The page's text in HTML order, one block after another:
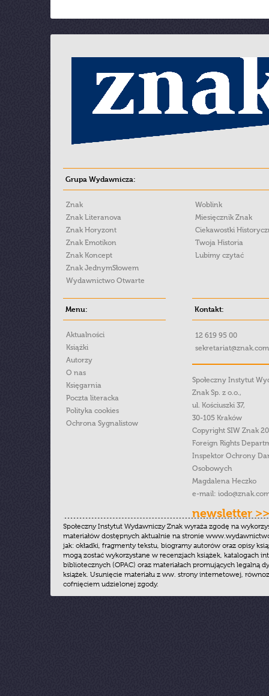
Grupa Wydawnicza:
Znak
Znak Literanova
Znak Horyzont
Znak Emotikon
Znak Koncept
Znak JednymSłowem
Wydawnictwo Otwarte
Woblink
Miesięcznik Znak
Ciekawostki
Twoja Historia
Lubimy czytać
Menu:
Aktualności
Książki
Autorzy
O nas
Księgarnia
Poczta literacka
Polityka cookies
Ochrona Sygnalistow
Kontakt:
12 619 95 00
Społeczny Instytut
Znak Sp. z o.o.,
ul. Kościuszki 37,
30-105 Kraków
Copyright SIW Znak
Foreign Rights
Inspektor Ochrony
Osobowych
Magdalena Heczko
e-mail:
newsletter >>
Społeczny Instytut Wydawniczy Znak wyraża zgodę na
materiałów dostępnych aktualnie na stronie
jak: okładki, fragmenty tekstu, biogramy autorów oraz opisy
mogą zostać wykorzystane w recenzjach książek, katalogach
bibliotecznych (OPAC) oraz materiałach promujących legalną
książek. Usunięcie materiału z ww. strony internetowej,
cofnięciem udzielonej zgody.